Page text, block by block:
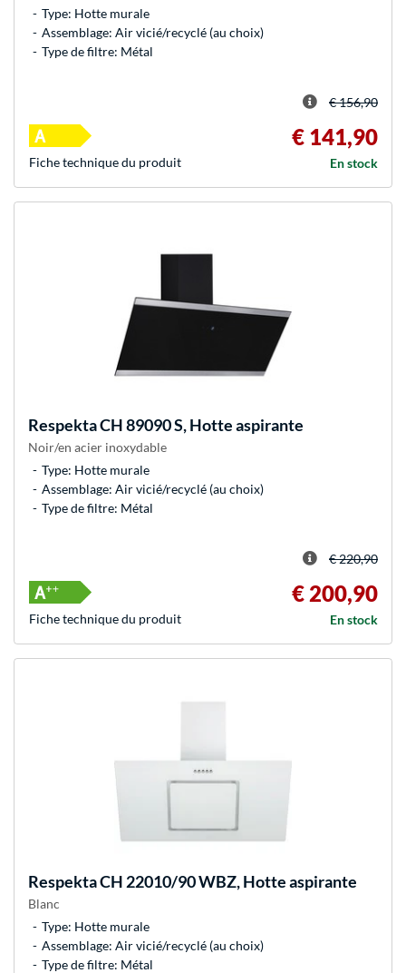
Type: Hotte murale
Assemblage: Air vicié/recyclé (au choix)
Type de filtre: Métal
€ 156,90
€ 141,90
En stock
Fiche technique du produit
RespektaCH 89090 S, Hotte aspirante
Noir/en acier inoxydable
Type: Hotte murale
Assemblage: Air vicié/recyclé (au choix)
Type de filtre: Métal
€ 220,90
€ 200,90
En stock
Fiche technique du produit
RespektaCH 22010/90 WBZ, Hotte aspirante
Blanc
Type: Hotte murale
Assemblage: Air vicié/recyclé (au choix)
Type de filtre: Métal